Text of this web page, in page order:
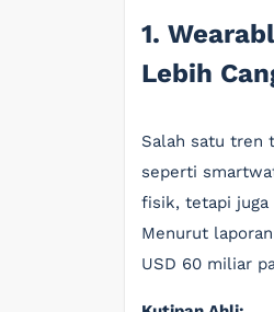
1.
Lebih
Salah satu tren
seperti
fisik, tetapi juga
Menurut
USD 60 miliar